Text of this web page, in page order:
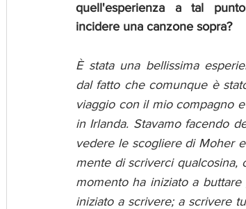
quell'esperienza a tal
incidere una canzone sopra?
È stata una bellissima
dal fatto che comunque è
viaggio con il mio compagno
in Irlanda. Stavamo facendo
vedere le scogliere di Moher
mente di scriverci qualcosina,
momento ha iniziato a
iniziato a scrivere; a scrivere